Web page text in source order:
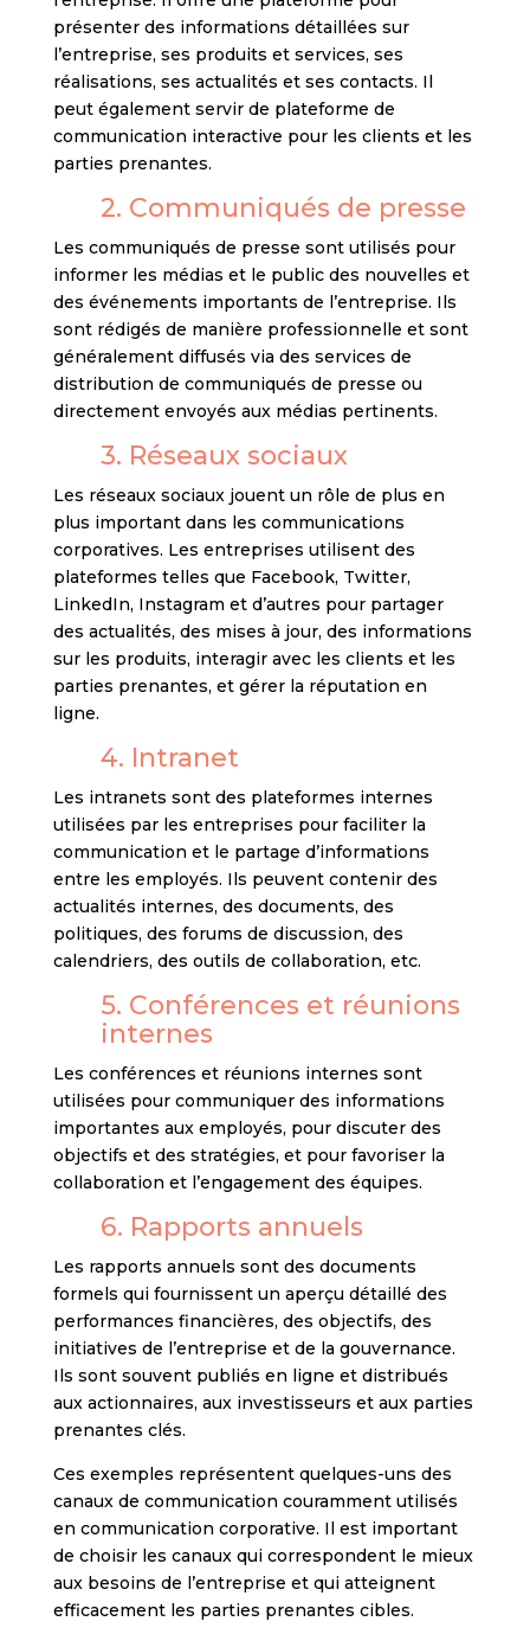
présenter des informations détaillées sur
l’entreprise, ses produits et services, ses
réalisations, ses actualités et ses contacts. Il
peut également servir de plateforme de
communication interactive pour les clients et les
parties prenantes.
2. Communiqués de presse
Les communiqués de presse sont utilisés pour
informer les médias et le public des nouvelles et
des événements importants de l’entreprise. Ils
sont rédigés de manière professionnelle et sont
généralement diffusés via des services de
distribution de communiqués de presse ou
directement envoyés aux médias pertinents.
3. Réseaux sociaux
Les réseaux sociaux jouent un rôle de plus en
plus important dans les communications
corporatives. Les entreprises utilisent des
plateformes telles que Facebook, Twitter,
LinkedIn, Instagram et d’autres pour partager
des actualités, des mises à jour, des informations
sur les produits, interagir avec les clients et les
parties prenantes, et gérer la réputation en
ligne.
4. Intranet
Les intranets sont des plateformes internes
utilisées par les entreprises pour faciliter la
communication et le partage d’informations
entre les employés. Ils peuvent contenir des
actualités internes, des documents, des
politiques, des forums de discussion, des
calendriers, des outils de collaboration, etc.
5. Conférences et réunions
internes
Les conférences et réunions internes sont
utilisées pour communiquer des informations
importantes aux employés, pour discuter des
objectifs et des stratégies, et pour favoriser la
collaboration et l’engagement des équipes.
6. Rapports annuels
Les rapports annuels sont des documents
formels qui fournissent un aperçu détaillé des
performances financières, des objectifs, des
initiatives de l’entreprise et de la gouvernance.
Ils sont souvent publiés en ligne et distribués
aux actionnaires, aux investisseurs et aux parties
prenantes clés.
Ces exemples représentent quelques-uns des
canaux de communication couramment utilisés
en communication corporative. Il est important
de choisir les canaux qui correspondent le mieux
aux besoins de l’entreprise et qui atteignent
efficacement les parties prenantes cibles.